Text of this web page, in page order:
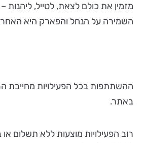
מזמין את כולם לצאת, לטייל, ליהנות
השמירה על הנחל והפארק היא
ההשתתפות בכל הפעילויות
באתר.
רוב הפעילויות מוצעות ללא תשלום